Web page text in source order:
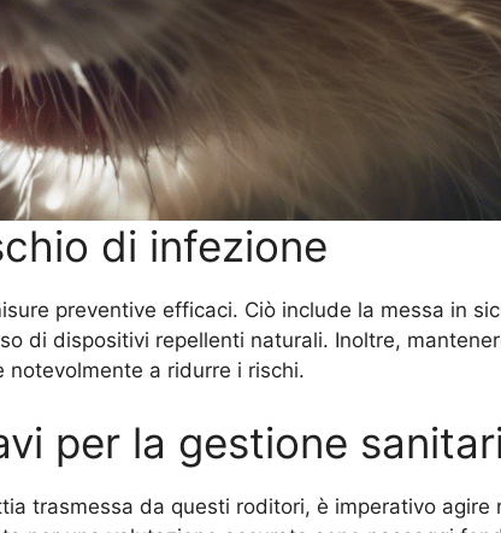
di infezione
preventive efficaci. Ciò include la messa in
di dispositivi repellenti naturali. Inoltre,
a ridurre i rischi.
per la gestione
trasmessa da questi roditori, è imperativo agire